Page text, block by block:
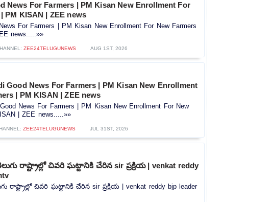
News For Farmers | PM Kisan New Enrollment For
PM KISAN | ZEE news
For Farmers | PM Kisan New Enrollment For New Farmers
news.....»»
ZEE24TELUGUNEWS AUG 1ST, 2026
Good News For Farmers | PM Kisan New Enrollment
| PM KISAN | ZEE news
News For Farmers | PM Kisan New Enrollment For New
| ZEE news.....»»
ZEE24TELUGUNEWS JUL 31ST, 2026
రాష్ట్రాల్లో చివరి ఘట్టానికి చేరిన sir ప్రక్రియ | venkat reddy
రాష్ట్రాల్లో చివరి ఘట్టానికి చేరిన sir ప్రక్రియ | venkat reddy bjp leader